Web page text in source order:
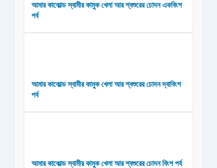
আমার কাকোল্ড স্বামীর কামুক খেলা আর শ্বশুরের চোদন একবিংশ
পর্ব
আমার কাকোল্ড স্বামীর কামুক খেলা আর শ্বশুরের চোদন দ্বাবিংশ
পর্ব
আমার কাকোল্ড স্বামীর কামুক খেলা আর শ্বশুরের চোদন বিংশ পর্ব